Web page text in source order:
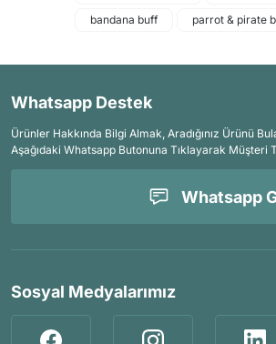
bandana buff
parrot & pirate
Whatsapp Destek
Ürünler Hakkında Bilgi Almak, Aradığınız Ürünü
Aşağıdaki Whatsapp Butonuna Tıklayarak
Whatsapp
Sosyal Medyalarımız